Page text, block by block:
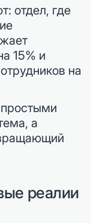
отдел, где
15% и
на
а
реалии